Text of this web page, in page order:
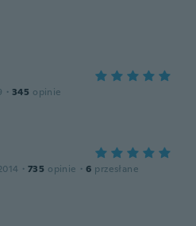
· 345 opinie
· 735 opinie · 6 przesłane